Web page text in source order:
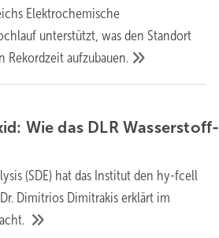
Elektrochemische
unterstützt, was den Standort
Rekordzeitaufzubauen.
Wie das DLR Wasserstoff-
(SDE) hat das Institut den hy-fcell
Dimitrios Dimitrakis erklärt im